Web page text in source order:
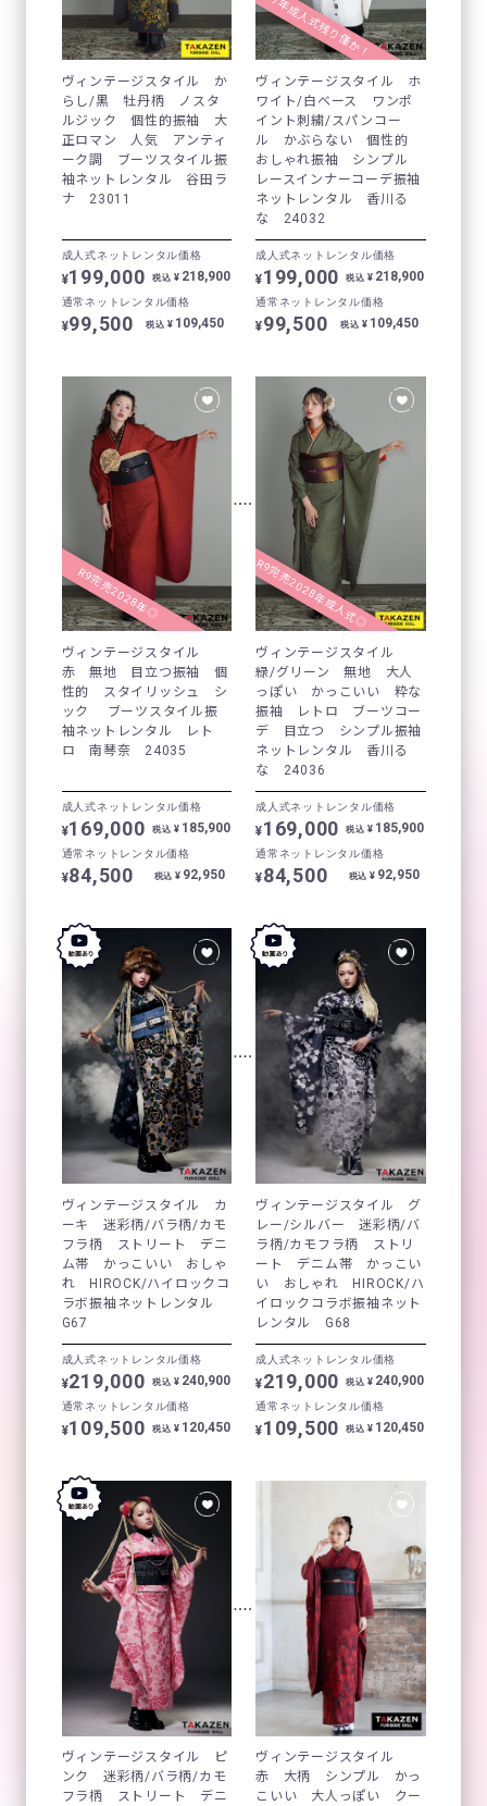
ヴィンテージスタイル か
らし/黒 牡丹柄 ノスタ
ルジック 個性的振袖 大
正ロマン 人気 アンティ
ーク調 ブーツスタイル振
袖ネットレンタル 谷田ラ
ナ 23011
成人式ネットレンタル価格
¥199,000 税込 ¥ 218,900
通常ネットレンタル価格
¥99,500 税込 ¥ 109,450
2027年成人式残り僅か！
ヴィンテージスタイル ホ
ワイト/白ベース ワンポ
イント刺繍/スパンコー
ル かぶらない 個性的
おしゃれ振袖 シンプル
レースインナーコーデ振袖
ネットレンタル 香川る
な 24032
成人式ネットレンタル価格
¥199,000 税込 ¥ 218,900
通常ネットレンタル価格
¥99,500 税込 ¥ 109,450
R9完売2028年◎
ヴィンテージスタイル
赤 無地 目立つ振袖 個
性的 スタイリッシュ シ
ック ブーツスタイル振
袖ネットレンタル レト
ロ 南琴奈 24035
成人式ネットレンタル価格
¥169,000 税込 ¥ 185,900
通常ネットレンタル価格
¥84,500 税込 ¥ 92,950
R9完売2028年成人式◎
ヴィンテージスタイル
緑/グリーン 無地 大人
っぽい かっこいい 粋な
振袖 レトロ ブーツコー
デ 目立つ シンプル振袖
ネットレンタル 香川る
な 24036
成人式ネットレンタル価格
¥169,000 税込 ¥ 185,900
通常ネットレンタル価格
¥84,500 税込 ¥ 92,950
ヴィンテージスタイル カ
ーキ 迷彩柄/バラ柄/カモ
フラ柄 ストリート デニ
ム帯 かっこいい おしゃ
れ HIROCK/ハイロックコ
ラボ振袖ネットレンタル
G67
成人式ネットレンタル価格
¥219,000 税込 ¥ 240,900
通常ネットレンタル価格
¥109,500 税込 ¥ 120,450
ヴィンテージスタイル グ
レー/シルバー 迷彩柄/バ
ラ柄/カモフラ柄 ストリ
ート デニム帯 かっこい
い おしゃれ HIROCK/ハ
イロックコラボ振袖ネット
レンタル G68
成人式ネットレンタル価格
¥219,000 税込 ¥ 240,900
通常ネットレンタル価格
¥109,500 税込 ¥ 120,450
ヴィンテージスタイル ピ
ンク 迷彩柄/バラ柄/カモ
フラ柄 ストリート デニ
ヴィンテージスタイル
赤 大柄 シンプル かっ
こいい 大人っぽい クー